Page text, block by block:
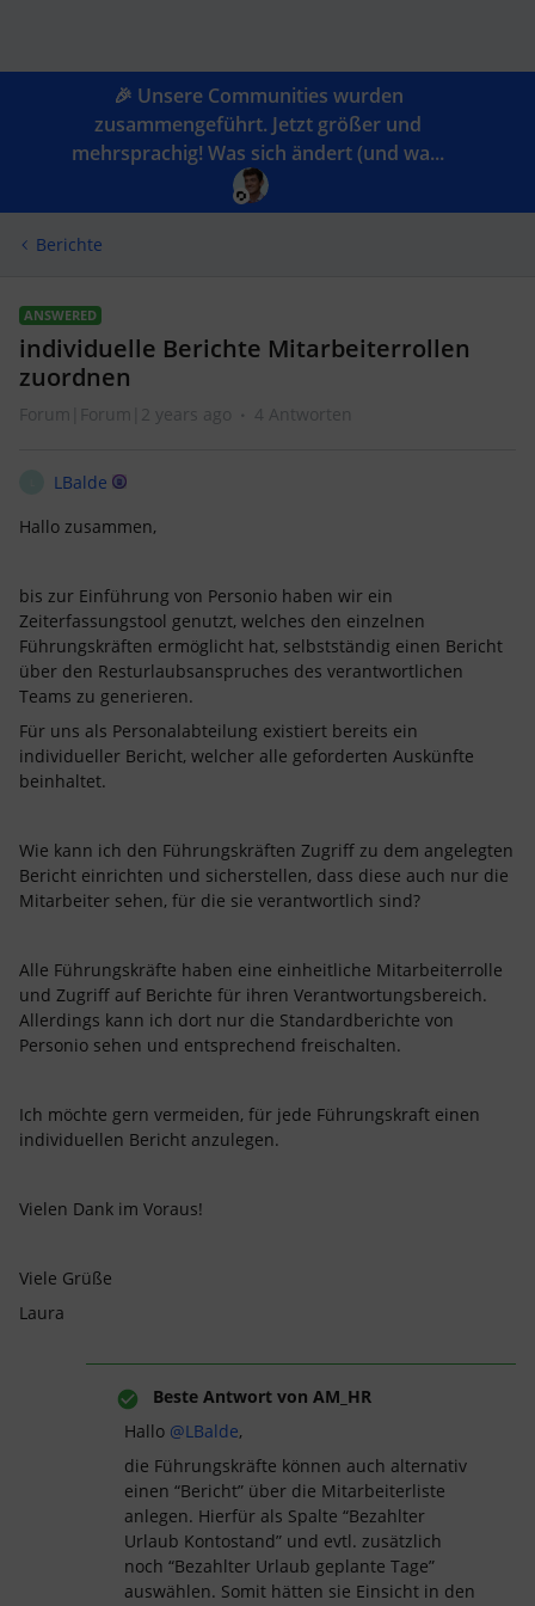
🎉 Unsere Communities wurden
zusammengeführt. Jetzt größer und
mehrsprachig! Was sich ändert (und wa...
Berichte
ANSWERED
individuelle Berichte Mitarbeiterrollen
zuordnen
Forum|Forum|2 years ago 4 Antworten
LBalde
Hallo zusammen,
bis zur Einführung von Personio haben wir ein
Zeiterfassungstool genutzt, welches den einzelnen
Führungskräften ermöglicht hat, selbstständig einen Bericht
über den Resturlaubsanspruches des verantwortlichen
Teams zu generieren.
Für uns als Personalabteilung existiert bereits ein
individueller Bericht, welcher alle geforderten Auskünfte
beinhaltet.
Wie kann ich den Führungskräften Zugriff zu dem angelegten
Bericht einrichten und sicherstellen, dass diese auch nur die
Mitarbeiter sehen, für die sie verantwortlich sind?
Alle Führungskräfte haben eine einheitliche Mitarbeiterrolle
und Zugriff auf Berichte für ihren Verantwortungsbereich.
Allerdings kann ich dort nur die Standardberichte von
Personio sehen und entsprechend freischalten.
Ich möchte gern vermeiden, für jede Führungskraft einen
individuellen Bericht anzulegen.
Vielen Dank im Voraus!
Viele Grüße
Laura
Beste Antwort von AM_HR
Hallo @LBalde,
die Führungskräfte können auch alternativ
einen “Bericht” über die Mitarbeiterliste
anlegen. Hierfür als Spalte “Bezahlter
Urlaub Kontostand” und evtl. zusätzlich
noch “Bezahlter Urlaub geplante Tage”
auswählen. Somit hätten sie Einsicht in den